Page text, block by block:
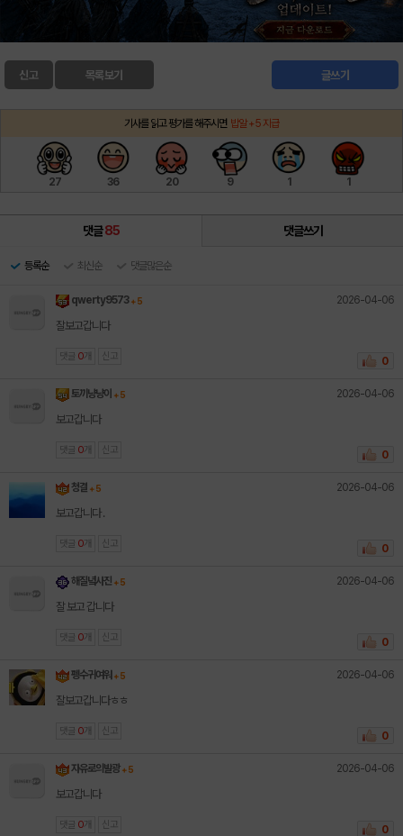
신고 글쓰기
목록보기
기사를 읽고 평가를 해주시면 밥알 +5 지급
27 36 20 9 1 1
댓글85 댓글쓰기
등록순 최신순 댓글많은순
qwerty9573 + 5 2026-04-06
잘보고갑니다
댓글 0 개 신고 0
토끼냥냥이 + 5 2026-04-06
보고갑니다
댓글 0 개 신고 0
청결 + 5 2026-04-06
보고갑니다 .
댓글 0 개 신고 0
해질녘사진 + 5 2026-04-06
잘 보고 갑니다
댓글 0 개 신고 0
펭수귀여워 + 5 2026-04-06
잘보고갑니다ㅎㅎ
댓글 0 개 신고 0
자유로의발광 + 5 2026-04-06
보고갑니다
댓글 0 개 신고 0